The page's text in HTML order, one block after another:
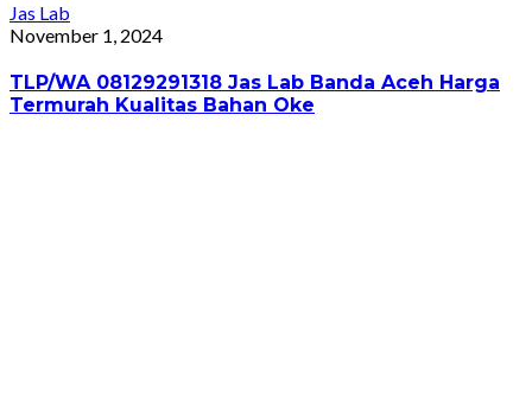
Jas Lab
October 25, 2024
TLP/WA 08129291318 Jas Lab Palopo Harga Grosir